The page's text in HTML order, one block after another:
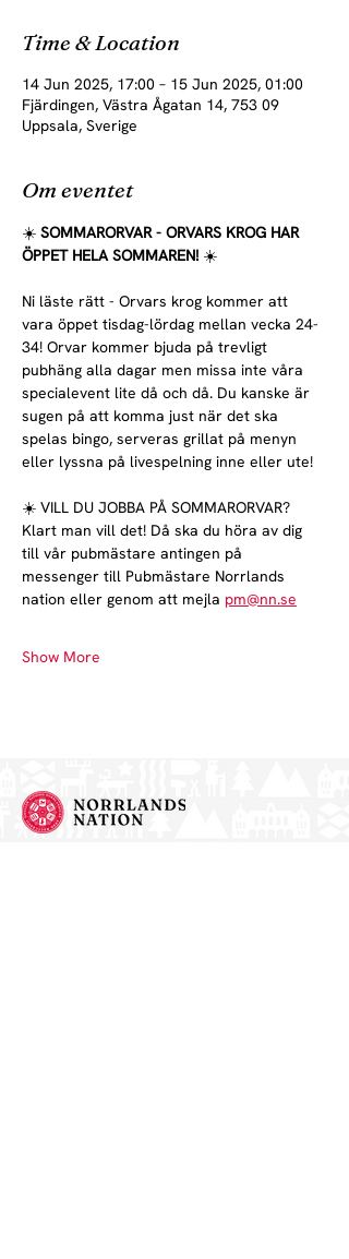
Time & Location
14 Jun 2025, 17:00 – 15 Jun 2025, 01:00
Fjärdingen, Västra Ågatan 14, 753 09
Uppsala, Sverige
Om eventet
☀️ SOMMARORVAR - ORVARS KROG HAR
ÖPPET HELA SOMMAREN! ☀️
Ni läste rätt - Orvars krog kommer att
vara öppet tisdag-lördag mellan vecka 24-
34! Orvar kommer bjuda på trevligt
pubhäng alla dagar men missa inte våra
specialevent lite då och då. Du kanske är
sugen på att komma just när det ska
spelas bingo, serveras grillat på menyn
eller lyssna på livespelning inne eller ute!
☀️ VILL DU JOBBA PÅ SOMMARORVAR?
Klart man vill det! Då ska du höra av dig
till vår pubmästare antingen på
messenger till Pubmästare Norrlands
nation eller genom att mejla pm@nn.se
Show More